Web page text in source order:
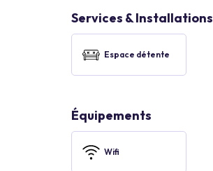
Services & Installations
Espace détente
Équipements
Wifi